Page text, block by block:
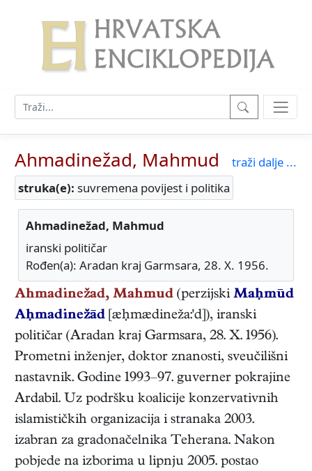
Ahmadinežad, Mahmud
traži dalje ...
struka(e): suvremena povijest i politika
Ahmadinežad, Mahmud
iranski političar
Rođen(a): Aradan kraj Garmsara, 28. X. 1956.
Ahmadinežad, Mahmud (perzijski Maḥmūd
Aḥmadinežād [æḥmædineža:'d]), iranski
političar (Aradan kraj Garmsara, 28. X. 1956).
Prometni inženjer, doktor znanosti, sveučilišni
nastavnik. Godine 1993–97. guverner pokrajine
Ardabil. Uz podršku koalicije konzervativnih
islamističkih organizacija i stranaka 2003.
izabran za gradonačelnika Teherana. Nakon
pobjede na izborima u lipnju 2005. postao